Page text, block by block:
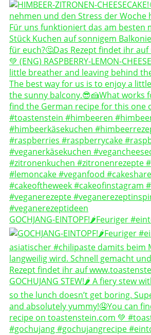
GOCHJANG-EINTOPF!🌶️Feuriger